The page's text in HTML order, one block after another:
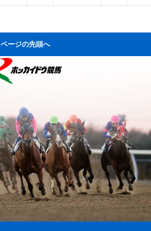
ページの先頭へ